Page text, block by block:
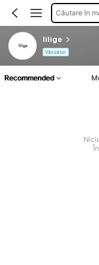
Căutare în
lilige
Vânzător
Recommended